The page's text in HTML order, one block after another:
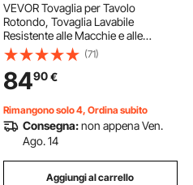
VEVOR Tovaglia per Tavolo
Rotondo, Tovaglia Lavabile
Resistente alle Macchie e alle
Pieghe, Copritavola Diametro 3048
mm, Copritavolo in Tessuto di
Poliestere per Matrimonio, Festa, 10
Pezzi Bianco
(71)
8490€
Rimangono solo 4, Ordina subito
Consegna:non appena Ven.
Ago. 14
Aggiungi al carrello